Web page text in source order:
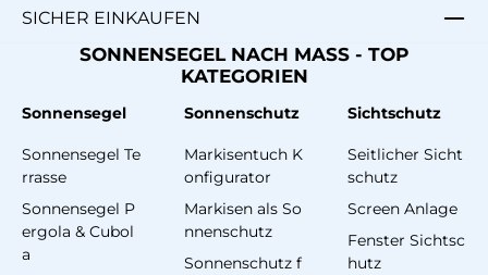
SICHER EINKAUFEN
SONNENSEGEL NACH MASS - TOP
KATEGORIEN
Sonnensegel
Sonnensegel Te
rrasse
Sonnensegel P
ergola & Cubol
a
Sonnenschutz
Markisentuch K
onfigurator
Markisen als So
nnenschutz
Sonnenschutz f
Sichtschutz
Seitlicher Sicht
schutz
Screen Anlage
Fenster Sichtsc
hutz